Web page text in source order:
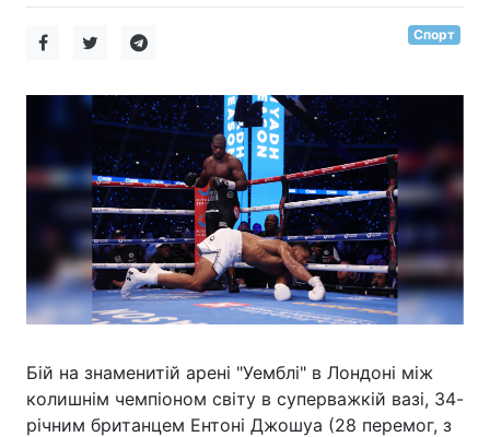
Спорт
Бій на знаменитій арені "Уемблі" в Лондоні між
колишнім чемпіоном світу в суперважкій вазі, 34-
річним британцем Ентоні Джошуа (28 перемог, з